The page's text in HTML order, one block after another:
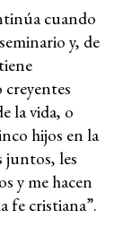
cuando
y, de
la vida, o
hijos en la
juntos, les
y me hacen
fe cristiana”.